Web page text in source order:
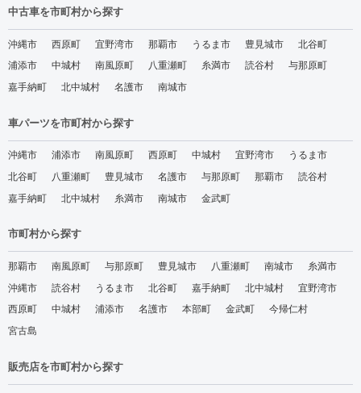
中古車を市町村から探す
沖縄市 西原町 宜野湾市 那覇市 うるま市 豊見城市
北谷町
浦添市
中城村 南風原町 八重瀬町 糸満市 読谷村
与那原町
嘉手納町
北中城村 名護市 南城市
車パーツを市町村から探す
沖縄市 浦添市 南風原町 西原町 中城村 宜野湾市
うるま市
北谷町
八重瀬町 豊見城市 名護市 与那原町 那覇市
読谷村
嘉手納町
北中城村 糸満市 南城市 金武町
市町村から探す
那覇市 南風原町 与那原町 豊見城市 八重瀬町 南城市
糸満市
沖縄市
読谷村 うるま市 北谷町 嘉手納町 北中城村
宜野湾市
西原町
中城村 浦添市 名護市 本部町 金武町
今帰仁村
宮古島
販売店を市町村から探す